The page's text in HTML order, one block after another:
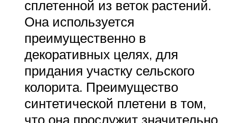
сплетенной из веток растений.
Она используется
преимущественно в
декоративных целях, для
придания участку сельского
колорита. Преимущество
синтетической плетени в том,
что она прослужит значительно